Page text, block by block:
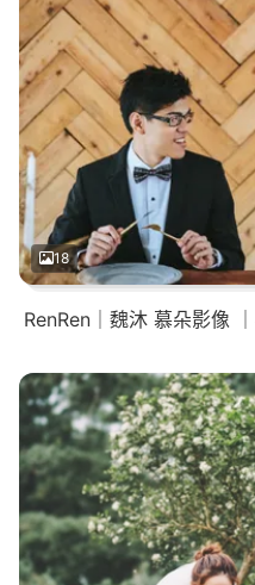
18
RenRen｜魏沐 慕朵影像